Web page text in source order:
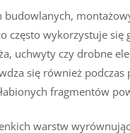
budowlanych,
często wykorzystuje się
uchwyty czy drobne
się również
fragmentów
warstw